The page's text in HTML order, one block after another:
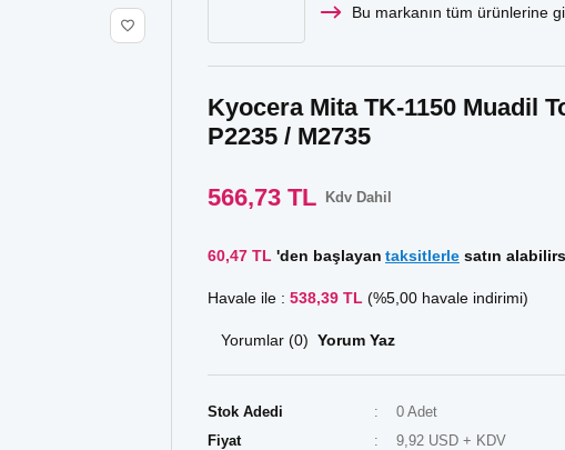
Bu markanın tüm ürünlerine
Kyocera Mita TK-1150 Muadil
P2235 / M2735
566,73 TL Kdv Dahil
60,47 TL 'den başlayan taksitlerle satın
Havale ile : 538,39 TL (%5,00 havale indirimi)
Yorumlar (0) Yorum Yaz
Stok Adedi
0 Adet
Fiyat
9,92 USD + KDV